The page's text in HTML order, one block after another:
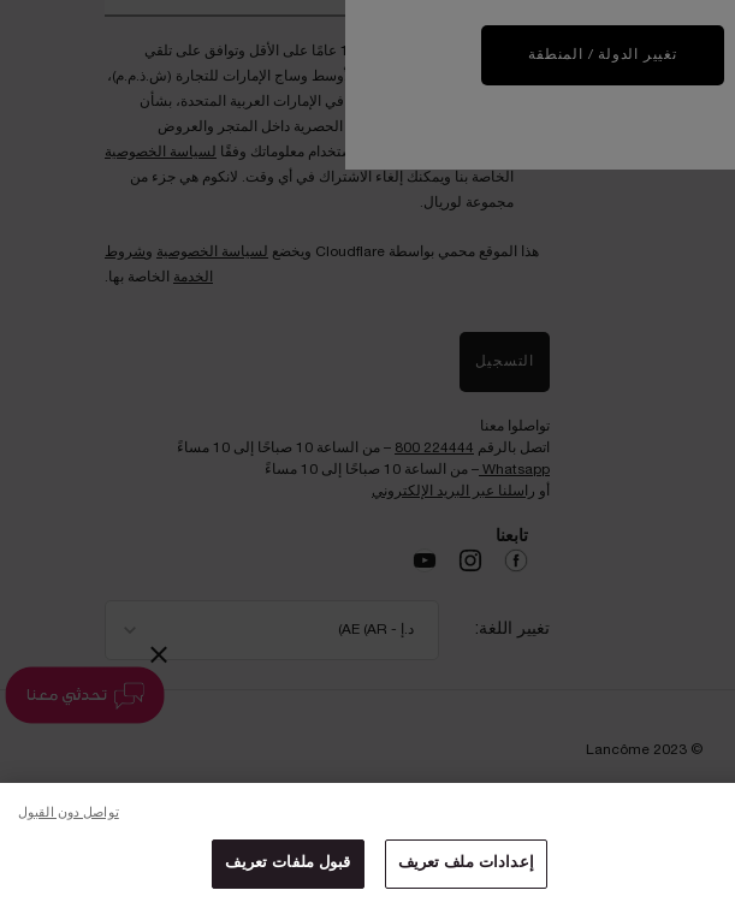
إنك تؤكد أنك تبلغ من العمر 18 عامًا على الأقل وتوافق على تلقي
اتصالات من لوريال الشرق الأوسط وساج الإمارات للتجارة (ش.ذ.م.م)،
الموزع المعتمد لعلامة لانكوم في الإمارات العربية المتحدة، بشأن
المنتجات الجديدة والفعاليات الحصرية داخل المتجر والعروض
الترويجية الموسمية. سيتم استخدام معلوماتك وفقًا
لسياسة الخصوصية
الخاصة بنا ويمكنك إلغاء الاشتراك في أي وقت. لانكوم هي جزء من
مجموعة لوريال.
هذا الموقع محمي بواسطة Cloudflare ويخضع لسياسة الخصوصية وشروط
الخدمة الخاصة بها.
التسجيل
تواصلوا معنا
اتصل بالرقم 224444 800
– من الساعة 10 صباحًا إلى 10 مساءً
Whatsapp – من الساعة 10 صباحًا إلى 10 مساءً
أو راسلنا عبر البريد الإلكتروني
تابعنا​
تغيير اللغة: د.إ - AE (AR)
© Lancôme 2023
×
إعدادات ملف تعريف قبول ملفات تعريف
تواصل دون القبول
تغيير الدولة / المنطقة